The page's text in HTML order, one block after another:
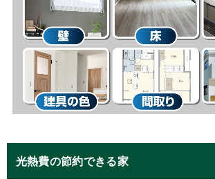
光熱費の節約できる家